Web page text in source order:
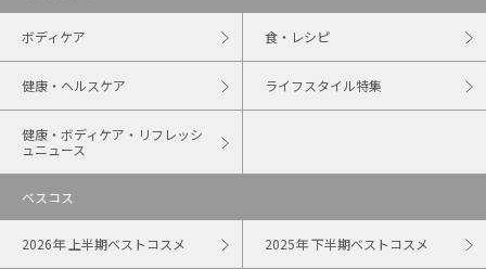
ボディケア 食・レシピ
健康・ヘルスケア ライフスタイル特集
健康・ボディケア・リフレッシ
ュニュース
ベスコス
2026年 上半期ベストコスメ 2025年 下半期ベストコスメ